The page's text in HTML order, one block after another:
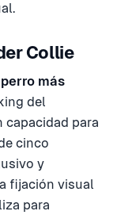
Collie
perro más
del
capacidad para
cinco
y
fijación visual
para